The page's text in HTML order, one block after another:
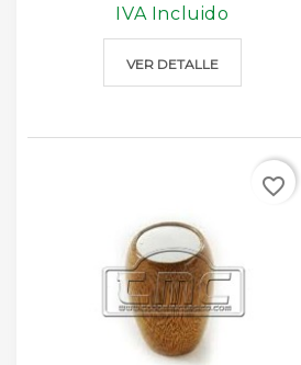
IVA Incluido
VER DETALLE
favorite_border